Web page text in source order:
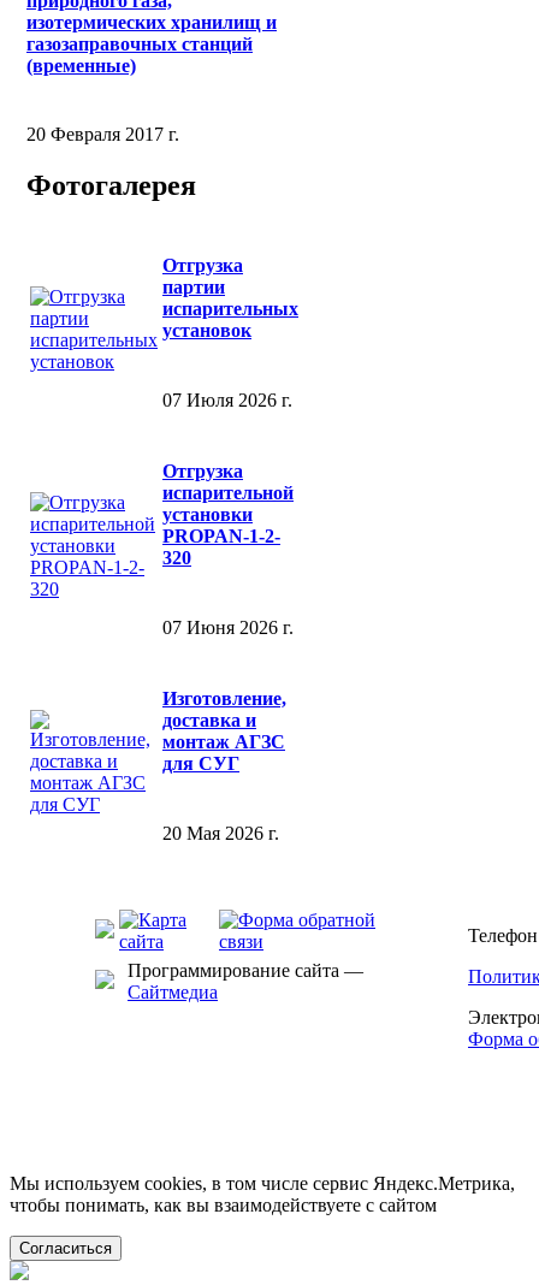
изотермических хранилищ и
газозаправочных станций
(временные)
20 Февраля 2017 г.
Фотогалерея
Отгрузка
партии
испарительных
установок
07 Июля 2026 г.
Отгрузка
испарительной
установки
PROPAN-1-2-
320
07 Июня 2026 г.
Изготовление,
доставка и
монтаж АГЗС
для СУГ
20 Мая 2026 г.
Программирование сайта —
Сайтмедиа
Форма
Мы используем cookies, в том числе сервис Яндекс.Метрика,
чтобы понимать, как вы взаимодействуете с сайтом
Согласиться